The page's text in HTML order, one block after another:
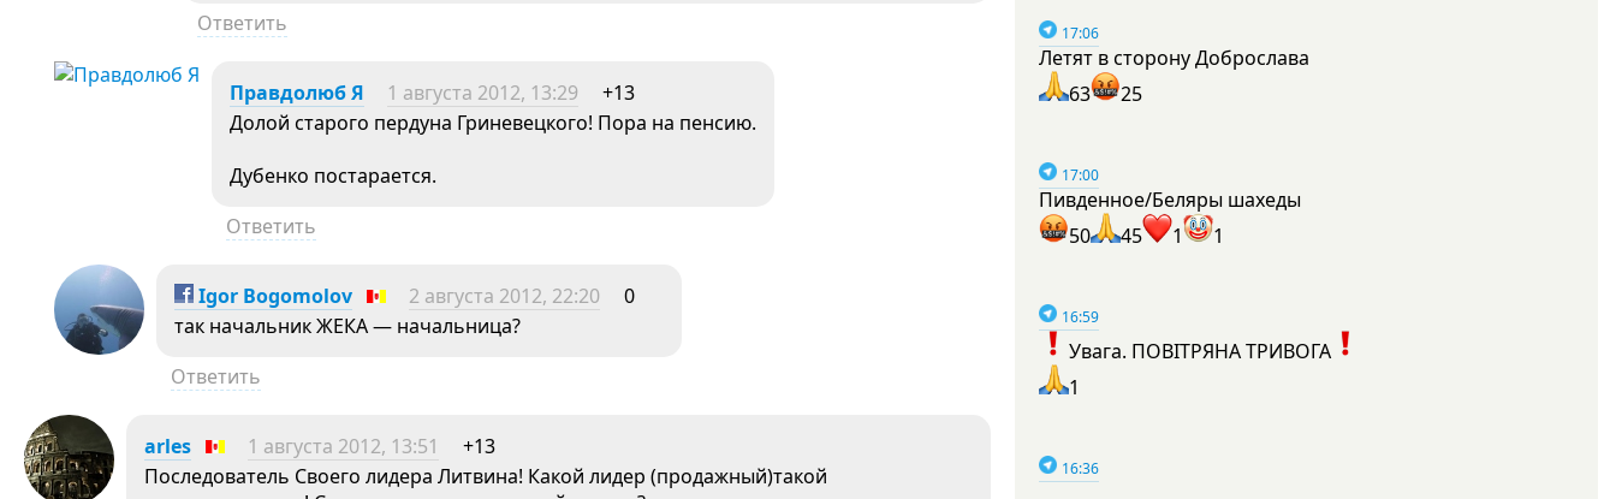
Ответить
Правдолюб Я 1 августа 2012, 13:29
+13
Долой старого пердуна Гриневецкого! Пора на пенсию.
Дубенко постарается.
Ответить
Igor Bogomolov 2 августа 2012, 22:20
0
так начальник ЖЕКА — начальница?
Ответить
arles 1 августа 2012, 13:51
+13
Последователь Своего лидера Литвина! Какой лидер (продажный)такой
17:06
Летят в сторону Доброслава
63
25
17:00
Пивденное/Беляры шахеды
50
45 1 1
16:59
Увага. ПОВІТРЯНА ТРИВОГА
1
16:36